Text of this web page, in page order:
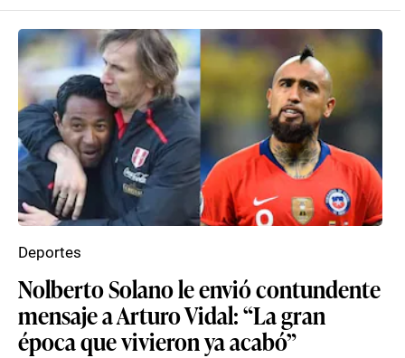
Nolberto Solano le envió contundente
mensaje a Arturo Vidal: “La gran
época que vivieron ya acabó”
Deportes